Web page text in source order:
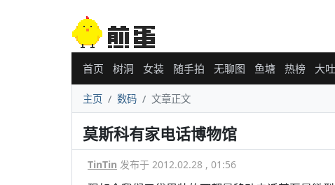
首页 树洞 女装 随手拍 无聊图 鱼塘 热榜 大
主页 数码 文章正文
莫斯科有家电话博物馆
TinTin 发布于 2012.02.28 , 01:56